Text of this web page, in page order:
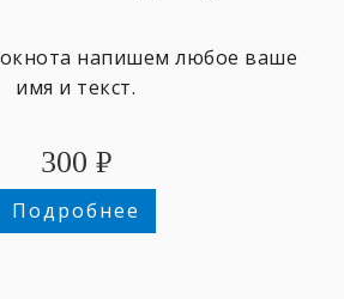
напишем любое ваше
имя и текст.
300 ₽
Подробнее